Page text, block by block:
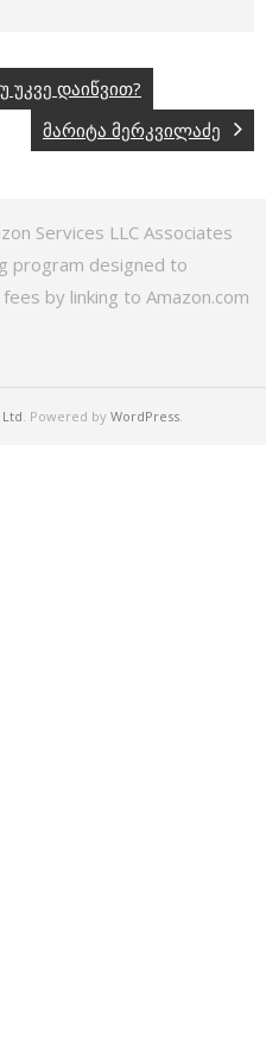
დაიწვით?
მარიტა მერკვილაძე
Services LLC Associates
program designed to
by linking to Amazon.com
. Powered by WordPress.